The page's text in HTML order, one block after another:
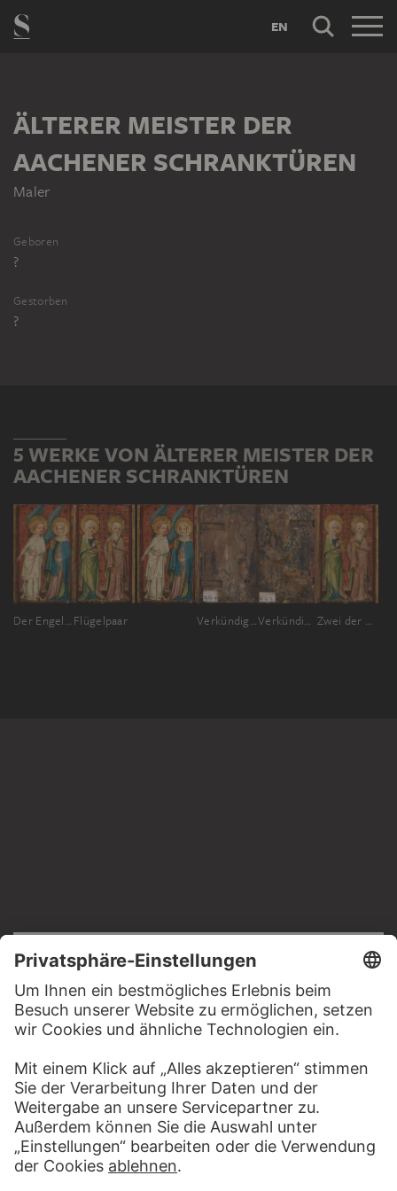
EN
ÄLTERER MEISTER DER
AACHENER SCHRANKTÜREN
Maler
Geboren
?
Gestorben
?
5 WERKE VON ÄLTERER MEISTER DER
AACHENER SCHRANKTÜREN
Der Engel und Maria Magdalena am Grabe Flügelpaar Verkündigungsengel (Fragment, fast zerstört) Verkündigungsmaria (Fragment, fast zerstört) Zwei der Drei Marien am Grabe
Impressum
Datenschutz
Copyright © 2026 Städel Museum
All rights reserved.
DIGITALE SAMMLUNG
Startseite
Werke
Künstler
Alben